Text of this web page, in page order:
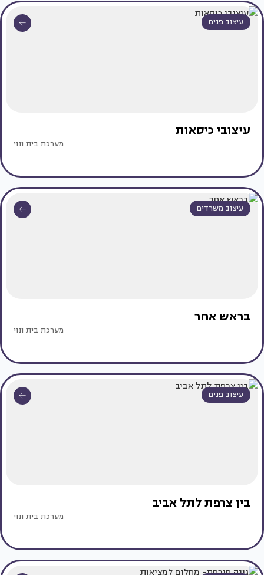
עיצוב פנים
עיצובי כיסאות
מערכת בית ונוי
עיצוב משרדים
בראש אחר
מערכת בית ונוי
עיצוב פנים
בין צרפת לתל אביב
מערכת בית ונוי